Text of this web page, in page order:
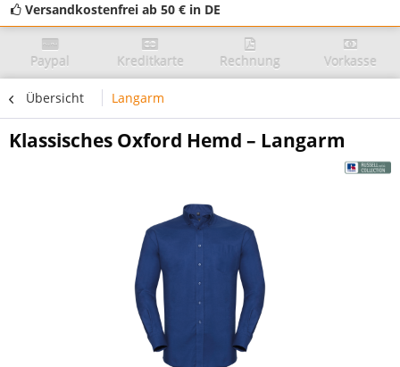
Versandkostenfrei ab 50 € in DE
Paypal Kreditkarte Rechnung Vorkasse
Übersicht Langarm
Klassisches Oxford Hemd – Langarm